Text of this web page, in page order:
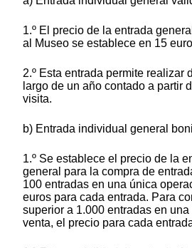
1.º El precio de la entrada
al Museo se establece en 15
2.º Esta entrada permite realizar
largo de un año contado a partir
visita.
b) Entrada individual general
1.º Se establece el precio de la
general para la compra de
100 entradas en una única
euros para cada entrada. Para
superior a 1.000 entradas en
venta, el precio para cada